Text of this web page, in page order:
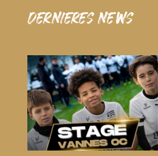
dernieres news